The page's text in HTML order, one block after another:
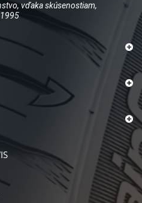
vďaka skúsenostiam,